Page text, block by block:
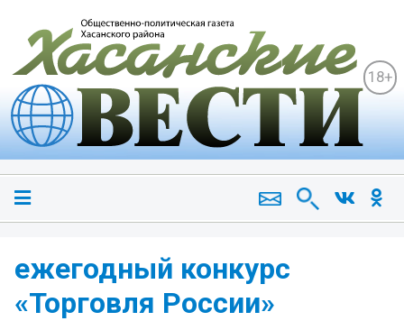
18+
ежегодный конкурс
«Торговля России»